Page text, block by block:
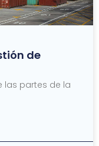
de
las partes de la